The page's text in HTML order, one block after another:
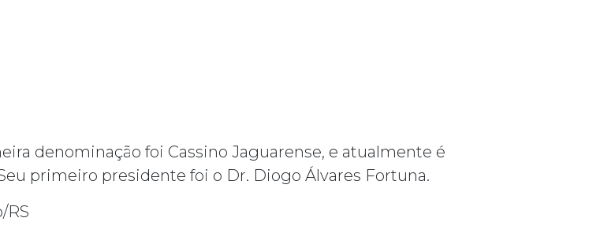
denominação foi Cassino Jaguarense, e atualmente é
primeiro presidente foi o Dr. Diogo Álvares Fortuna.
RS